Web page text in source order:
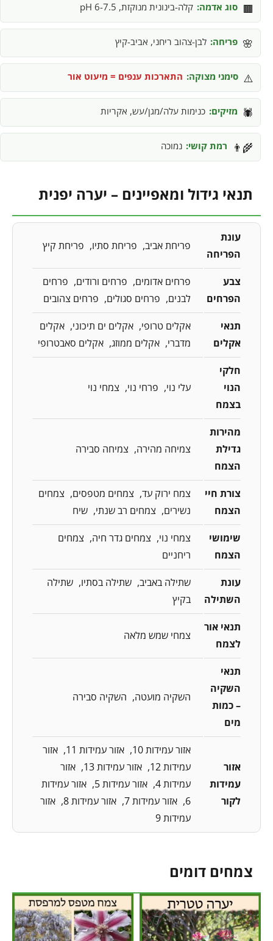
🟫 סוג אדמה: קלה-בינונית מנוקזת, pH 6-7.5
🌸 פריחה: לבן-צהוב ריחני, אביב-קיץ
⚠️ סימני מצוקה: התארכות ענפים = מיעוט אור
🕷️ מזיקים: כנימות עלה/מגן/עש, אקריות
👨‍🌾 רמת קושי: נמוכה
תנאי גידול ומאפיינים – יערה יפנית
עונת
הפריחה
פריחת אביב פריחת סתיו פריחת קיץ
צבע
הפרחים
פרחים אדומים פרחים ורודים
פרחים
לבנים
פרחים סגולים פרחים צהובים
תנאי
אקלים
אקלים טרופי אקלים ים תיכוני
אקלים
מדברי
אקלים ממוזג אקלים סאבטרופי
חלקי
הנוי
בצמח
עלי נוי פרחי נוי צמחי נוי
מהירות
גדילת
הצמח
צמיחה מהירה צמיחה סבירה
צורת חיי
הצמח
צמח ירוק עד צמחים מטפסים
צמחים
נשירים
צמחים רב שנתי שיח
שימושי
הצמח
צמחי נוי צמחים גדר חיה
צמחים
ריחניים
עונת
השתילה
שתילה באביב שתילה בסתיו
שתילה
בקיץ
תנאי אור
לצמח
צמחי שמש מלאה
תנאי
השקיה
– כמות
מים
השקיה מועטה השקיה סבירה
אזור
עמידות
לקור
אזור עמידות 10 אזור עמידות 11
אזור
עמידות 12
אזור עמידות 13
אזור
עמידות 4
אזור עמידות 5
אזור עמידות
6
אזור עמידות 7 אזור עמידות 8
אזור
עמידות 9
צמחים דומים